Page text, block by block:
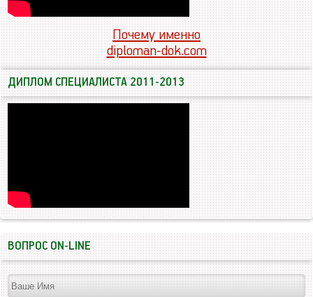
Почему именно
diploman-dok.com
ДИПЛОМ СПЕЦИАЛИСТА 2011-2013
ВОПРОС ON-LINE